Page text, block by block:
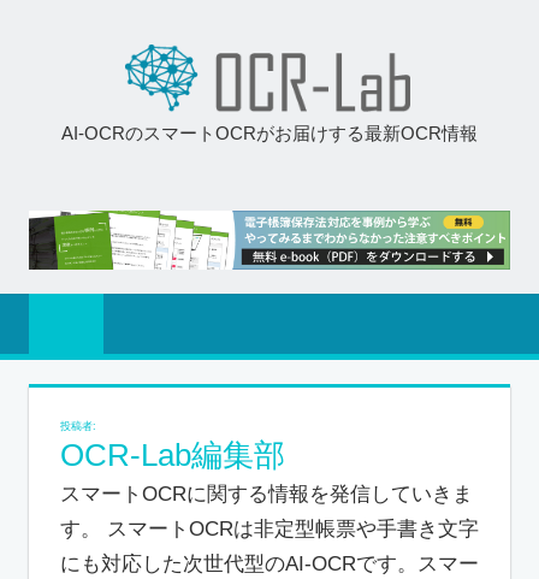
AI-OCRのスマートOCRがお届けする最新OCR情報
投稿者:
OCR-Lab編集部
スマートOCRに関する情報を発信していきま
す。 スマートOCRは非定型帳票や手書き文字
にも対応した次世代型のAI-OCRです。スマー